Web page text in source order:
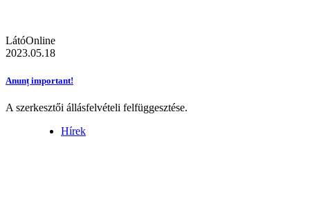
LátóOnline
2023.05.18
Anunț important!
A szerkesztői állásfelvételi felfüggesztése.
Hírek